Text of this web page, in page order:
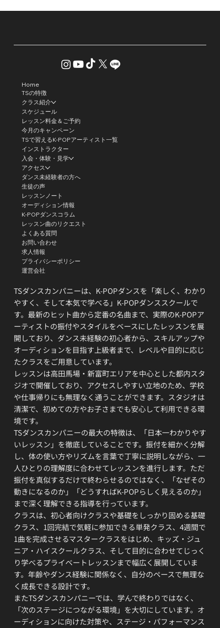
TSダンスカンパニーは、K-POPダンスを「楽しく、わかり
やすく、そして本気で学べる」K-POPダンススクールで
す。最新のヒット曲から定番の名曲まで、実際のK-POPア
ーティストの振付やスタイルをベースにしたレッスンを展
開しており、ダンス未経験の初心者から、スキルアップや
オーディションを目指す上級者まで、レベルや目的に応じ
たクラスをご用意しています。
レッスンは高田馬場・新富町エリアを中心とした都内スタ
ジオで開催しており、アクセスしやすい立地のため、学校
や仕事帰りにも無理なく通うことができます。スタジオは
清潔で、初めての方やお子さまでも安心して利用できる環
境です。
TSダンスカンパニーの最大の特徴は、「日本一わかりやす
いレッスン」を徹底していることです。振付を細かく分解
し、体の使い方やリズムを言葉で丁寧に説明しながら、一
人ひとりの理解度に合わせてレッスンを進行します。ただ
振付を真似するだけで終わらせるのではなく、「なぜその
動きになるのか」「どうすればK-POPらしく見えるのか」
まで深く理解できる指導を行っています。
クラスは、初心者向けクラスや基礎をしっかり固める基礎
クラス、1回完結で気軽に参加できる単発クラス、4週間で
1曲を完成させるマスタークラスをはじめ、キッズ・ジュ
ニア・ハイスクールクラス、そして目的に合わせてじっく
り学べるプライベートレッスンまで幅広く展開していま
す。年齢やダンス経験に関係なく、自分のペースで無理な
く成長できる設計です。
またTSダンスカンパニーでは、学んで終わりではなく、
「次のステージにつながる環境」を大切にしています。オ
ーディションに向けた対策や、ステージ・パフォーマンス
Home
TSの特徴
クラス紹介
スケジュール
レッスン料金＆ご予約
今月のキャンペーン
TSで習えるK-POPアーティスト一覧
インストラクター
入会・体験・見学
アクセス
ダンス未経験者の方へ
生徒の声
レッスンノート
オーディション情報
K-POPダンスコラム
レッスン曲のリクエスト
よくある質問
お問い合わせ
求人情報
プライバシーポリシー
運営会社